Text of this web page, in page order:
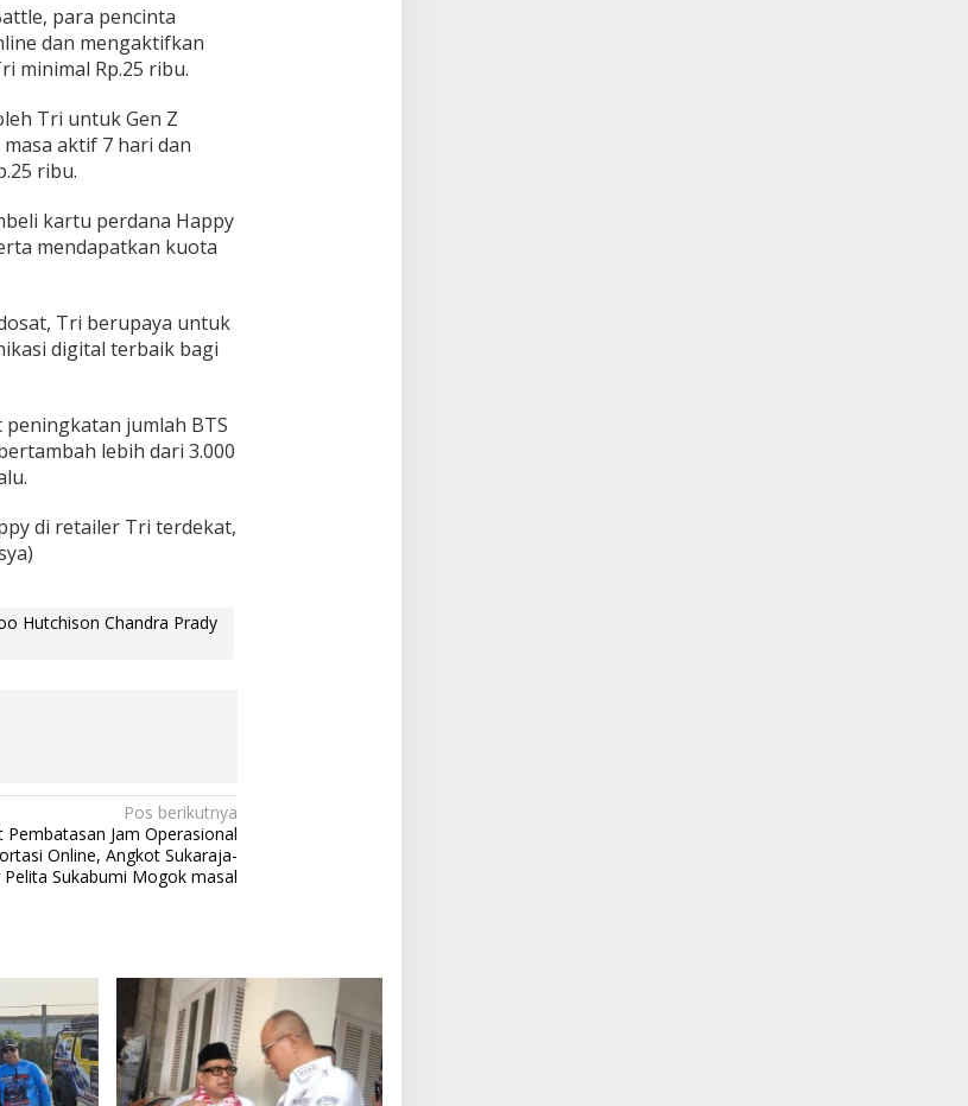
para pencinta
dan mengaktifkan
minimal Rp.25 ribu.
Tri untuk Gen Z
aktif 7 hari dan
ribu.
kartu perdana Happy
mendapatkan kuota
Tri berupaya untuk
digital terbaik bagi
peningkatan jumlah BTS
lebih dari 3.000
di retailer Tri terdekat,
Hutchison Chandra Prady
Pos berikutnya
Pembatasan Jam Operasional
Online, Angkot Sukaraja-
Pelita Sukabumi Mogok masal